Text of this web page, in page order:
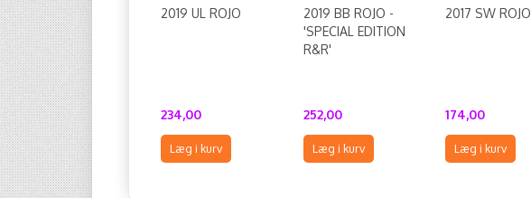
2019 UL ROJO
234,00
Læg i kurv
2019 BB ROJO -
'SPECIAL EDITION
R&R'
252,00
Læg i kurv
2017 SW ROJO
174,00
Læg i kurv